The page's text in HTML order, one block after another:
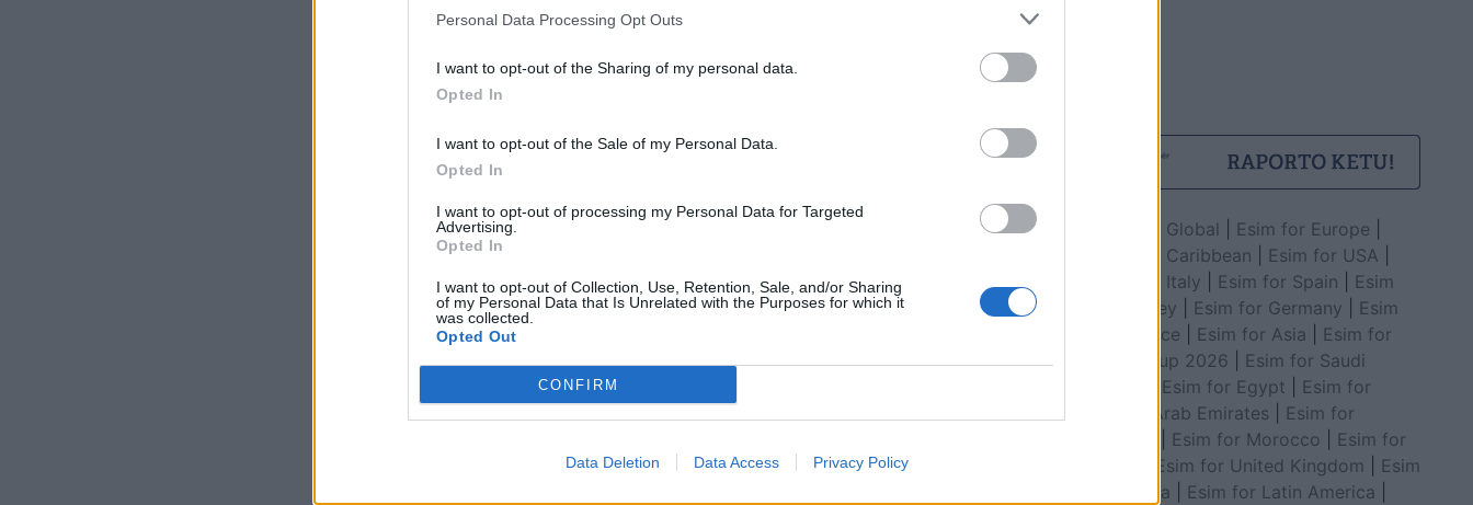
Personal Data Processing Opt Outs
I want to opt-out of the Sharing of my personal data.
Opted In
I want to opt-out of the Sale of my Personal Data.
Opted In
I want to opt-out of processing my Personal Data for Targeted
Advertising.
Opted In
I want to opt-out of Collection, Use, Retention, Sale, and/or Sharing
of my Personal Data that Is Unrelated with the Purposes for which it
was collected.
Opted Out
CONFIRM
Data Deletion Data Access Privacy Policy
Esim for Global Esim for Europe
Esim for Caribbean
Esim for USA
Esim for Italy
Esim for Spain
Esim
for Turkey
Esim for Germany
Esim
for Greece
Esim for Asia
Esim for
World Cup 2026
Esim for Saudi
Esim for Egypt
Esim for
United Arab Emirates
Esim for
Esim for Morocco
Esim for
Esim for United Kingdom
Esim
for Africa
Esim for Latin America